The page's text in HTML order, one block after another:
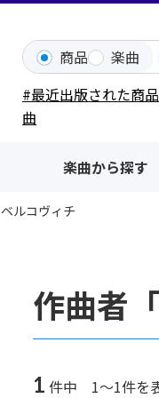
商品 楽曲
#最近出版された商品
曲
楽曲から探す
ベルコヴィチ
作曲者
1 件中 1～1件を